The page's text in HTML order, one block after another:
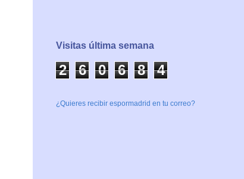
Visitas última semana
2 6 0 6 8 4
¿Quieres recibir espormadrid en tu correo?